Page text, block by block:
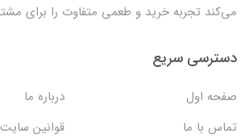
می‌کند تجربه خرید و طعمی متفاوت را برای
دسترسی سریع
صفحه اول
درباره ما
تماس با ما
قوانین سایت